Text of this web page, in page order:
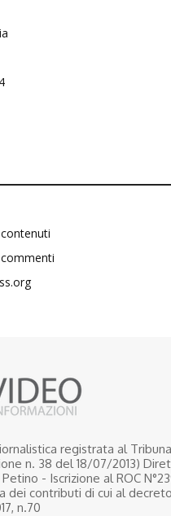
registrata al
n. 38 del 18/07/2013)
- Iscrizione al ROC
dei contributi di cui al
n.70